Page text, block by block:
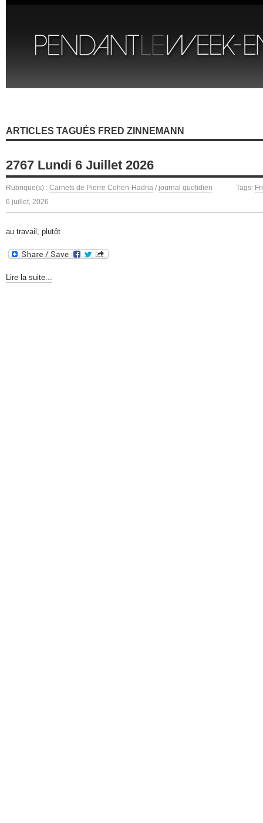
ARTICLES TAGUÉS FRED ZINNEMANN
2767 Lundi 6 Juillet 2026
Rubrique(s) : Carnets de Pierre Cohen-Hadria / journal quotidien Tags:
6 juillet, 2026
au travail, plutôt
Lire la suite...